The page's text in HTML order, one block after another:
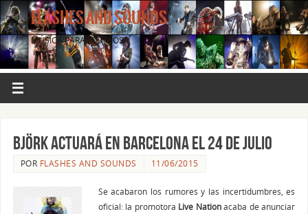
FLASHES AND SOUNDS
MÚSICA PARA LOS OJOS.
BJÖRK actuará en Barcelona el 24 de julio
POR FLASHES AND SOUNDS 11/06/2015
Se acabaron los rumores y las incertidumbres, es
oficial: la promotora Live Nationacaba de anunciar